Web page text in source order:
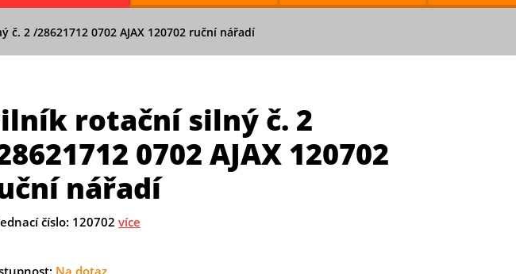
č. 2 /28621712 0702 AJAX 120702 ruční nářadí
rotační silný č. 2
0702 AJAX 120702
nářadí
číslo: 120702 více
Na dotaz